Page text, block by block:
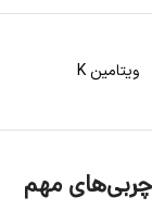
ویتامین K
چربی‌های مهم